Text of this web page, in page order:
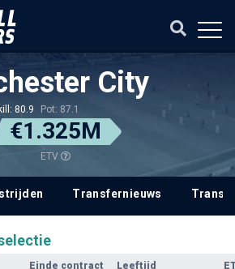
City
80.9 Pot: 87.1
€1.325M
ETV
Transfernieuws
Einde contract Leeftijd